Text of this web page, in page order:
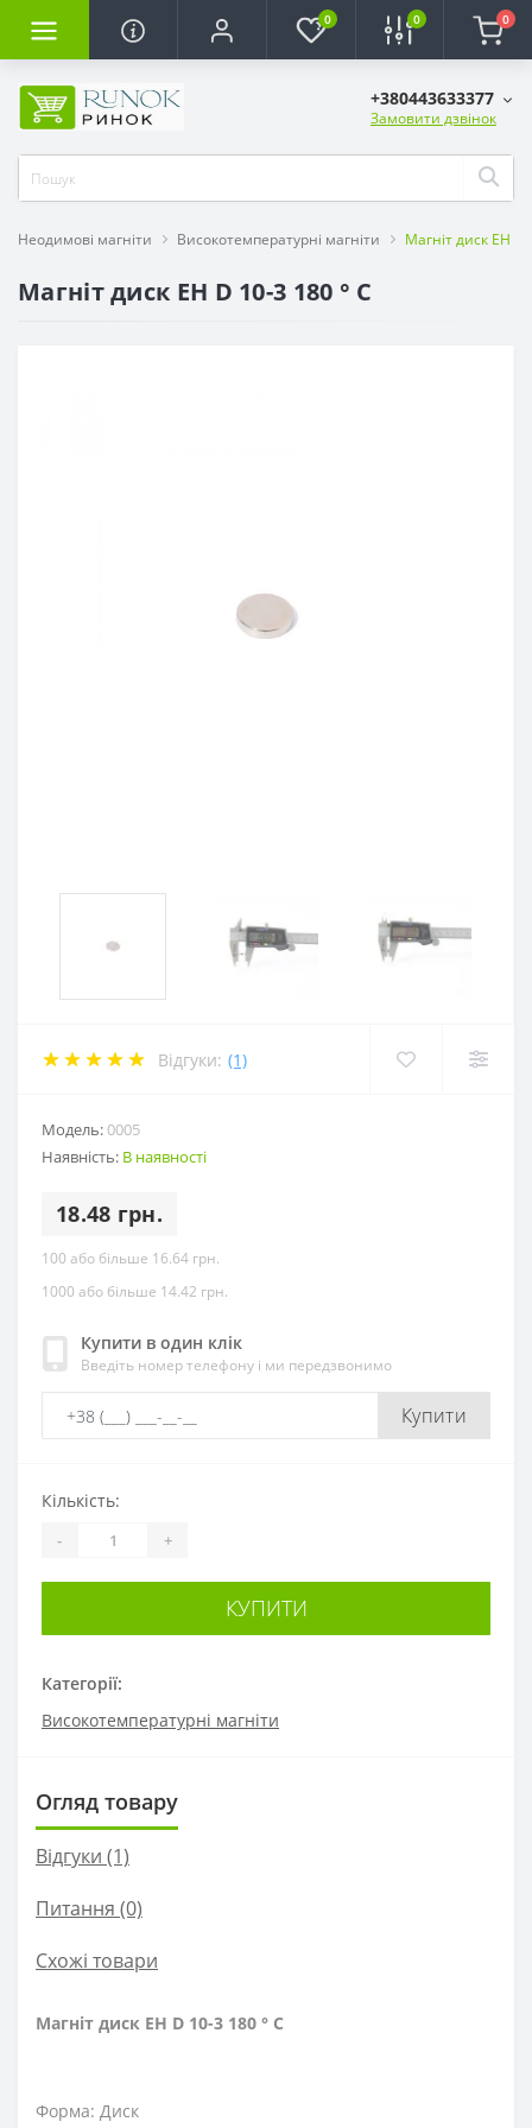
0 0 0
+380443633377
Замовити дзвінок
Неодимові магніти Високотемпературні магніти Магніт диск EH D
Магніт диск EH D 10-3 180 ° C
Відгуки: (1)
Модель:0005
Наявність: В наявності
18.48 грн.
100 або більше 16.64 грн.
1000 або більше 14.42 грн.
Купити в один клік
Введіть номер телефону і ми передзвонимо
Купити
Категорії:
Високотемпературні магніти
Кількість:
- +
КУПИТИ
Огляд товару
Відгуки (1)
Питання (0)
Схожі товари
Магніт диск EH D 10-3 180 ° C
Форма: Диск